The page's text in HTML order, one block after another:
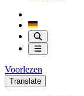
Voorlezen
Translate